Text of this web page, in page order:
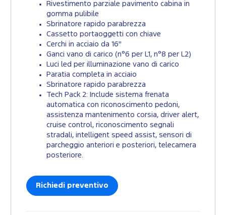
Rivestimento parziale pavimento cabina in
gomma pulibile
Sbrinatore rapido parabrezza
Cassetto portaoggetti con chiave
Cerchi in acciaio da 16"
Ganci vano di carico (n°6 per L1, n°8 per L2)
Luci led per illuminazione vano di carico
Paratia completa in acciaio
Sbrinatore rapido parabrezza
Tech Pack 2: Include sistema frenata
automatica con riconoscimento pedoni,
assistenza mantenimento corsia, driver alert,
cruise control, riconoscimento segnali
stradali, intelligent speed assist, sensori di
parcheggio anteriori e posteriori, telecamera
posteriore.
Richiedi preventivo